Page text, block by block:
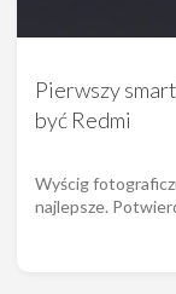
Pierwszy
być Redmi
Wyścig
najlepsze.